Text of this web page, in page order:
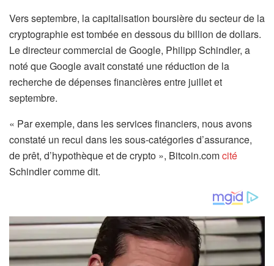
Vers septembre, la capitalisation boursière du secteur de la
cryptographie est tombée en dessous du billion de dollars.
Le directeur commercial de Google, Philipp Schindler, a
noté que Google avait constaté une réduction de la
recherche de dépenses financières entre juillet et
septembre.
« Par exemple, dans les services financiers, nous avons
constaté un recul dans les sous-catégories d’assurance,
de prêt, d’hypothèque et de crypto », Bitcoin.comcité
Schindler comme dit.